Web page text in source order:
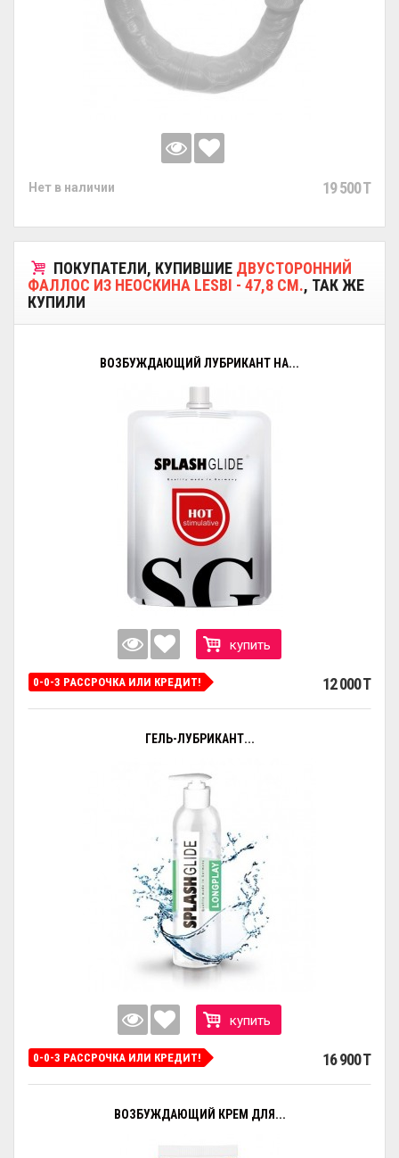
Нет в наличии 19 500 T
ПОКУПАТЕЛИ, КУПИВШИЕ ДВУСТОРОННИЙ
ФАЛЛОС ИЗ НЕОСКИНА LESBI - 47,8 СМ., ТАК ЖЕ
КУПИЛИ
ВОЗБУЖДАЮЩИЙ ЛУБРИКАНТ НА...
купить
0-0-3 РАССРОЧКА ИЛИ КРЕДИТ! 12 000 T
ГЕЛЬ-ЛУБРИКАНТ...
купить
0-0-3 РАССРОЧКА ИЛИ КРЕДИТ! 16 900 T
ВОЗБУЖДАЮЩИЙ КРЕМ ДЛЯ...